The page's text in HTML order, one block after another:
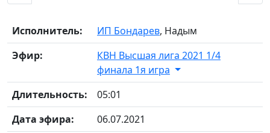
Исполнитель: ИП Бондарев, Надым
Эфир:
КВН Высшая лига 2021 1/4
финала 1я игра
Длительность:
05:01
Дата эфира:
06.07.2021